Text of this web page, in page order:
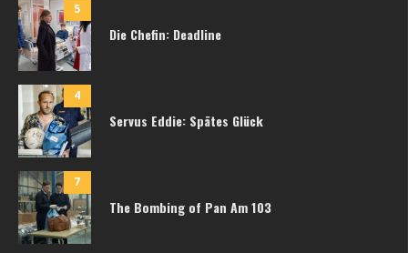
5
Die Chefin: Deadline
4
Servus Eddie: Spätes Glück
7
The Bombing of Pan Am 103